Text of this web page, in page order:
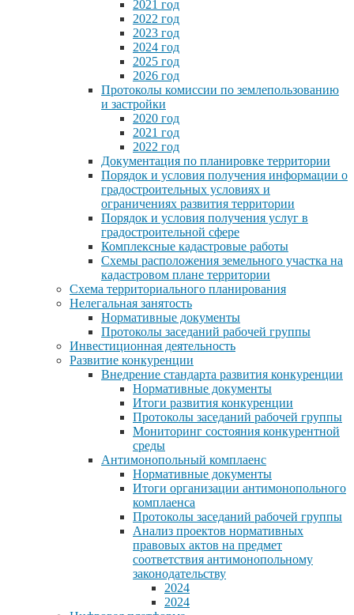
2021 год
2022 год
2023 год
2024 год
2025 год
2026 год
Протоколы комиссии по землепользованию
и застройки
2020 год
2021 год
2022 год
Документация по планировке территории
Порядок и условия получения информации о
градостроительных условиях и
ограничениях развития территории
Порядок и условия получения услуг в
градостроительной сфере
Комплексные кадастровые работы
Схемы расположения земельного участка на
кадастровом плане территории
Схема территориального планирования
Нелегальная занятость
Нормативные документы
Протоколы заседаний рабочей группы
Инвестиционная деятельность
Развитие конкуренции
Внедрение стандарта развития конкуренции
Нормативные документы
Итоги развития конкуренции
Протоколы заседаний рабочей группы
Мониторинг состояния конкурентной
среды
Антимонопольный комплаенс
Нормативные документы
Итоги организации антимонопольного
комплаенса
Протоколы заседаний рабочей группы
Анализ проектов нормативных
правовых актов на предмет
соответствия антимонопольному
законодательству
2024
2024